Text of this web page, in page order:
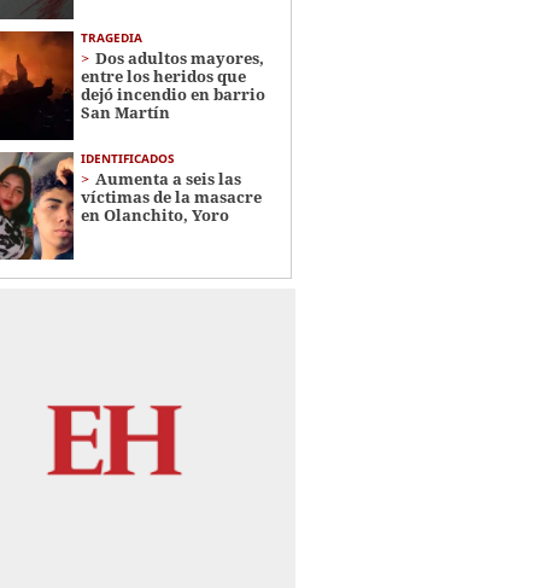
TRAGEDIA
Dos adultos mayores,
entre los heridos que
dejó incendio en barrio
San Martín
IDENTIFICADOS
Aumenta a seis las
víctimas de la masacre
en Olanchito, Yoro